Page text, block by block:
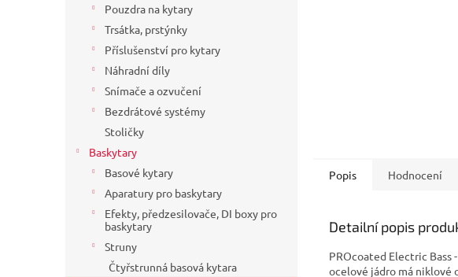
Pouzdra na kytary
Trsátka, prstýnky
Příslušenství pro kytary
Náhradní díly
Snímače a ozvučení
Bezdrátové systémy
Stoličky
Baskytary
Basové kytary
Aparatury pro baskytary
Efekty, předzesilovače, DI boxy pro
baskytary
Struny
Čtyřstrunná basová kytara
Popis Hodnocení
Detailní popis
PROcoated Electric
ocelové jádro má niklové